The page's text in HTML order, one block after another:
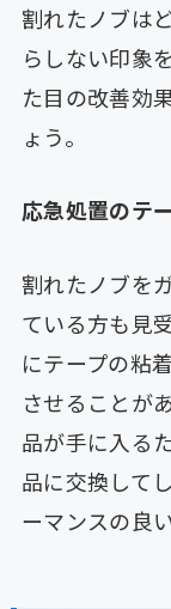
割れたノブは
らしない印象
た目の改善効
ょう。
応急処置のテ
割れたノブを
ている方も見
にテープの粘
させることが
品が手に入る
品に交換して
ーマンスの良